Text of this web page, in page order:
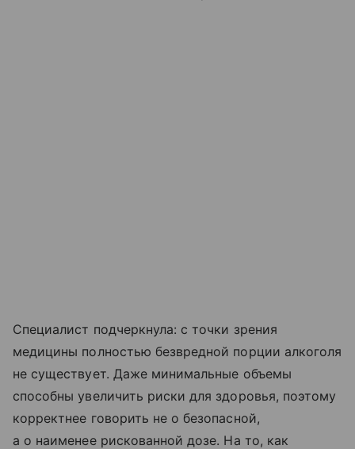
Специалист подчеркнула: с точки зрения
медицины полностью безвредной порции алкоголя
не существует. Даже минимальные объемы
способны увеличить риски для здоровья, поэтому
корректнее говорить не о безопасной,
а о наименее рискованной дозе. На то, как